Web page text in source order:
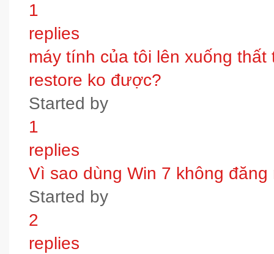
1
replies
máy tính của tôi lên xuống
restore ko được?
Started by
1
replies
Vì sao dùng Win 7 không
Started by
2
replies